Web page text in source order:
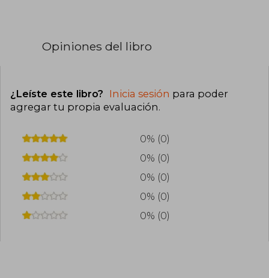
Opiniones del libro
¿Leíste este libro? Inicia sesión para poder
agregar tu propia evaluación.
0% (0)
0% (0)
0% (0)
0% (0)
0% (0)